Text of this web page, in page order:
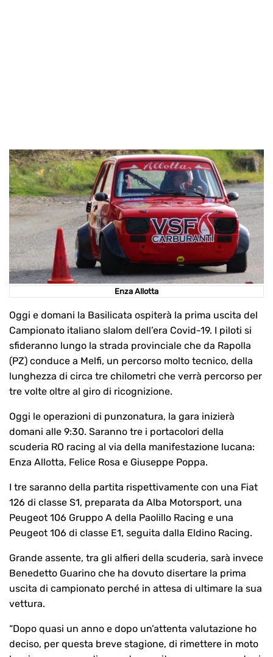
Enza Allotta
Oggi e domani la Basilicata ospiterà la prima uscita del
Campionato italiano slalom dell’era Covid-19. I piloti si
sfideranno lungo la strada provinciale che da Rapolla
(PZ) conduce a Melfi, un percorso molto tecnico, della
lunghezza di circa tre chilometri che verrà percorso per
tre volte oltre al giro di ricognizione.
Oggi le operazioni di punzonatura, la gara inizierà
domani alle 9:30. Saranno tre i portacolori della
scuderia RO racing al via della manifestazione lucana:
Enza Allotta, Felice Rosa e Giuseppe Poppa.
I tre saranno della partita rispettivamente con una Fiat
126 di classe S1, preparata da Alba Motorsport, una
Peugeot 106 Gruppo A della Paolillo Racing e una
Peugeot 106 di classe E1, seguita dalla Eldino Racing.
Grande assente, tra gli alfieri della scuderia, sarà invece
Benedetto Guarino che ha dovuto disertare la prima
uscita di campionato perché in attesa di ultimare la sua
vettura.
“Dopo quasi un anno e dopo un’attenta valutazione ho
deciso, per questa breve stagione, di rimettere in moto